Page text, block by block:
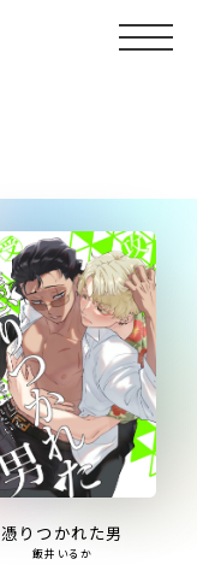
憑りつかれた男
飯井いるか